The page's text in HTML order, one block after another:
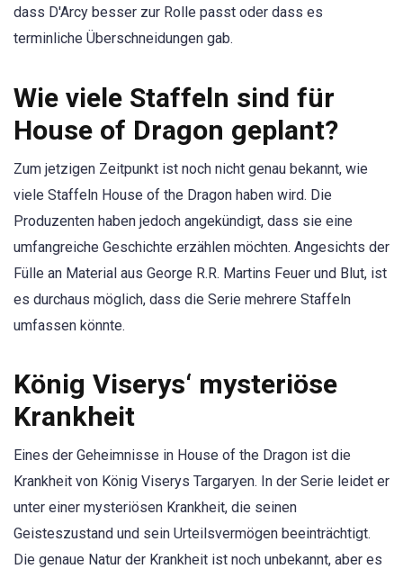
dass D'Arcy besser zur Rolle passt oder dass es
terminliche Überschneidungen gab.
Wie viele Staffeln sind für
House of Dragon geplant?
Zum jetzigen Zeitpunkt ist noch nicht genau bekannt, wie
viele Staffeln House of the Dragon haben wird. Die
Produzenten haben jedoch angekündigt, dass sie eine
umfangreiche Geschichte erzählen möchten. Angesichts der
Fülle an Material aus George R.R. Martins Feuer und Blut, ist
es durchaus möglich, dass die Serie mehrere Staffeln
umfassen könnte.
König Viserys‘ mysteriöse
Krankheit
Eines der Geheimnisse in House of the Dragon ist die
Krankheit von König Viserys Targaryen. In der Serie leidet er
unter einer mysteriösen Krankheit, die seinen
Geisteszustand und sein Urteilsvermögen beeinträchtigt.
Die genaue Natur der Krankheit ist noch unbekannt, aber es